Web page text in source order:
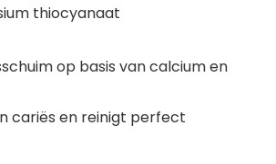
thiocyanaat
op basis van calcium en
cariës en reinigt perfect